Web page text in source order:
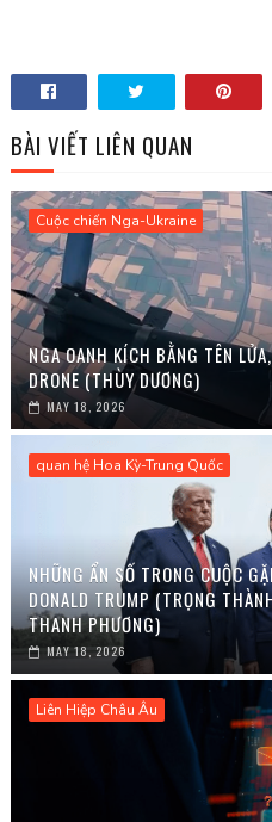
BÀI VIẾT LIÊN QUAN
Cuộc chiến Nga-Ukraine
NGA OANH KÍCH BẰNG TÊN
DRONE (THÙY DƯƠNG)
MAY 18, 2026
quan hệ Hoa Kỳ-Trung Quốc
NHỮNG ẨN SỐ TRONG CUỘC
DONALD TRUMP (TRỌNG
THANH PHƯƠNG)
MAY 18, 2026
Liên Hiệp Châu Âu